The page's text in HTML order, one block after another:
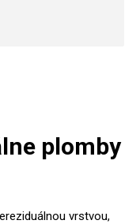
plomby
vrstvou,